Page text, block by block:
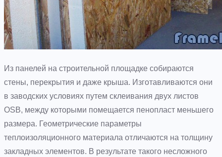
Из панелей на строительной площадке собираются
стены, перекрытия и даже крыша. Изготавливаются они
в заводских условиях путем склеивания двух листов
OSB, между которыми помещается пенопласт меньшего
размера. Геометрические параметры
теплоизоляционного материала отличаются на толщину
закладных элементов. В результате такого несложного